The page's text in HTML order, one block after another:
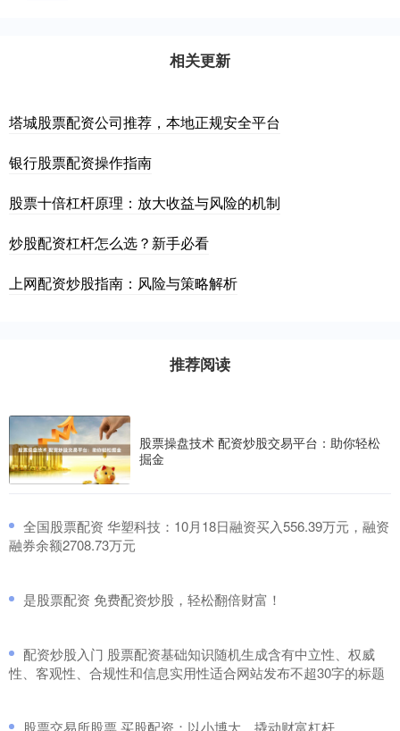
相关更新
塔城股票配资公司推荐，本地正规安全平台
银行股票配资操作指南
股票十倍杠杆原理：放大收益与风险的机制
炒股配资杠杆怎么选？新手必看
上网配资炒股指南：风险与策略解析
推荐阅读
股票操盘技术 配资炒股交易平台：助你轻松
掘金
​全国股票配资 华塑科技：10月18日融资买入556.39万元，融资
融券余额2708.73万元
​是股票配资 免费配资炒股，轻松翻倍财富！
​配资炒股入门 股票配资基础知识随机生成含有中立性、权威
性、客观性、合规性和信息实用性适合网站发布不超30字的标题
​股票交易所股票 买股配资：以小博大，撬动财富杠杆